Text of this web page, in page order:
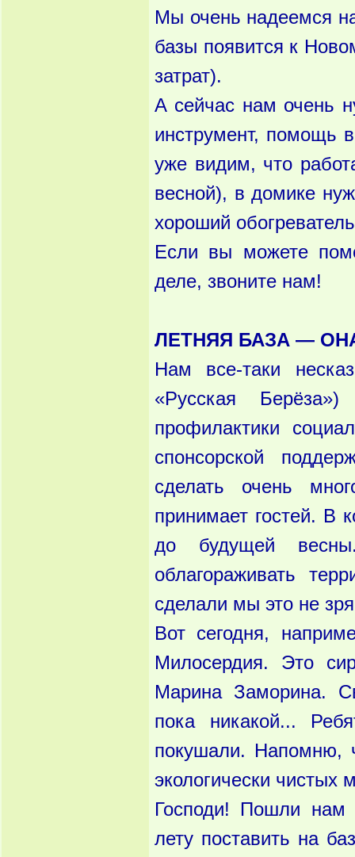
Мы очень надеемся
базы появится к
затрат).
А сейчас нам очень
инструмент, помощь
уже видим, что
весной), в домике
хороший
Если вы можете
деле, звоните нам!
ЛЕТНЯЯ БАЗА —
Нам все-таки
«Русская
профилактики
спонсорской
сделать очень
принимает гостей. В
до будущей
облагораживать
сделали мы это не
Вот сегодня,
Милосердия. Это
Марина Заморина.
пока никакой...
покушали. Напомню,
экологически чистых
Господи! Пошли нам
лету поставить на